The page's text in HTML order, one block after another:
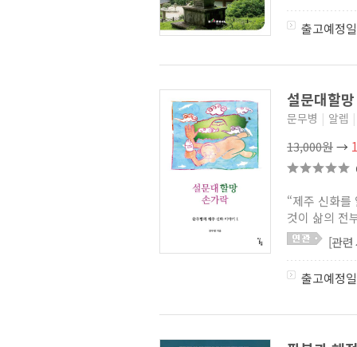
출고예정
설문대할
문무병 | 알렙 |
13,000원→
“제주 신화를
것이 삶의 전
[관련
출고예정